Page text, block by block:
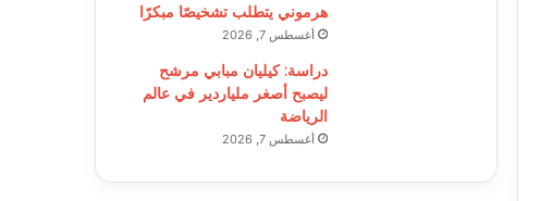
هرموني يتطلب تشخيصًا مبكرًا
أغسطس 7, 2026
دراسة: كيليان مبابي مرشح
ليصبح أصغر ملياردير في عالم
الرياضة
أغسطس 7, 2026